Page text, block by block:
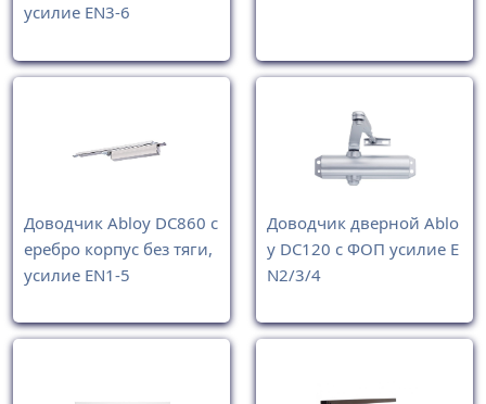
усилие EN3-6
Доводчик Abloy DC860 с
еребро корпус без тяги,
усилие EN1-5
Доводчик дверной Ablo
y DC120 с ФОП усилие E
N2/3/4